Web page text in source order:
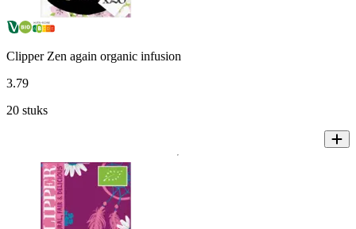
Clipper Zen again organic infusion
3.79
20 stuks